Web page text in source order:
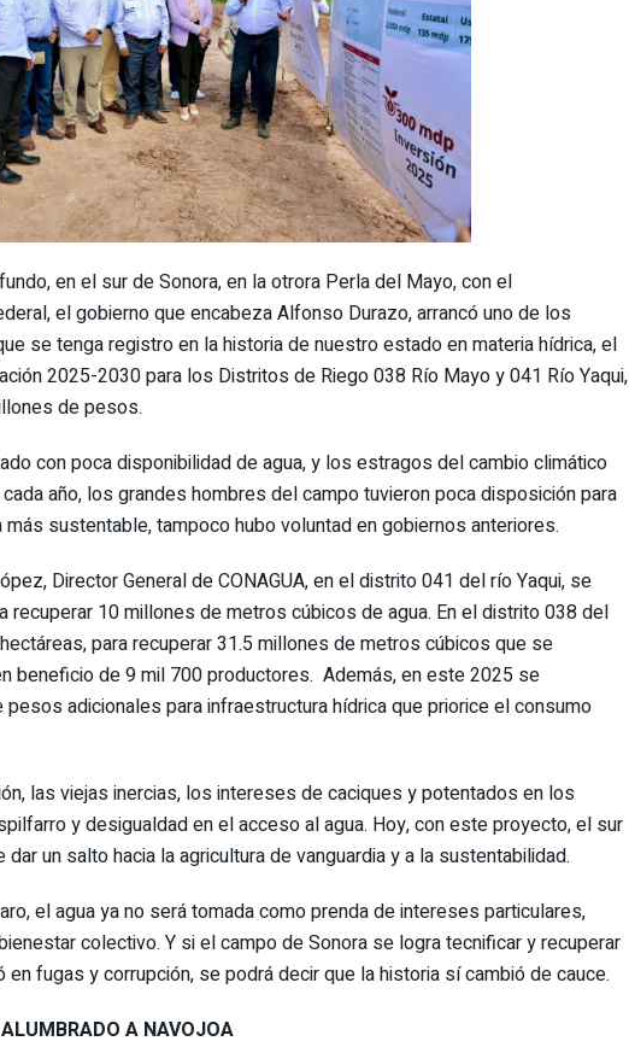
en el sur de Sonora, en la otrora Perla del Mayo, con el
el gobierno que encabeza Alfonso Durazo, arrancó uno de los
se tenga registro en la historia de nuestro estado en materia hídrica, el
2025-2030 para los Distritos de Riego 038 Río Mayo y 041 Río Yaqui,
de pesos.
con poca disponibilidad de agua, y los estragos del cambio climático
año, los grandes hombres del campo tuvieron poca disposición para
sustentable, tampoco hubo voluntad en gobiernos anteriores.
Director General de CONAGUA, en el distrito 041 del río Yaqui, se
recuperar 10 millones de metros cúbicos de agua. En el distrito 038 del
para recuperar 31.5 millones de metros cúbicos que se
beneficio de 9 mil 700 productores. Además, en este 2025 se
adicionales para infraestructura hídrica que priorice el consumo
las viejas inercias, los intereses de caciques y potentados en los
y desigualdad en el acceso al agua. Hoy, con este proyecto, el sur
un salto hacia la agricultura de vanguardia y a la sustentabilidad.
el agua ya no será tomada como prenda de intereses particulares,
colectivo. Y si el campo de Sonora se logra tecnificar y recuperar
fugas y corrupción, se podrá decir que la historia sí cambió de cauce.
A NAVOJOA